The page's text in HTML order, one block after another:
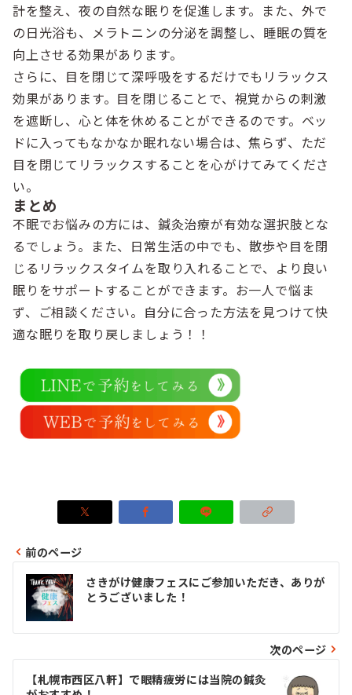
計を整え、夜の自然な眠りを促進します。また、外で
の日光浴も、メラトニンの分泌を調整し、睡眠の質を
向上させる効果があります。
さらに、目を閉じて深呼吸をするだけでもリラックス
効果があります。目を閉じることで、視覚からの刺激
を遮断し、心と体を休めることができるのです。ベッ
ドに入ってもなかなか眠れない場合は、焦らず、ただ
目を閉じてリラックスすることを心がけてみてくださ
い。
まとめ
不眠でお悩みの方には、鍼灸治療が有効な選択肢とな
るでしょう。また、日常生活の中でも、散歩や目を閉
じるリラックスタイムを取り入れることで、より良い
眠りをサポートすることができます。お一人で悩ま
ず、ご相談ください。自分に合った方法を見つけて快
適な眠りを取り戻しましょう！！
投
ナ
ビ
前のページ
さきがけ健康フェスにご参加いただき、ありが
とうございました！
次のページ
【札幌市西区八軒】で眼精疲労には当院の鍼灸